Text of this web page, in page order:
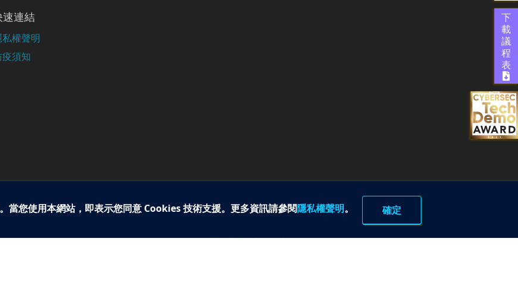
當您使用本網站，即表示您同意 Cookies 技術支援。更多資訊請參閱隱私權聲明。 確定
下
載
議
程
表
速連結
私權聲明
疫須知